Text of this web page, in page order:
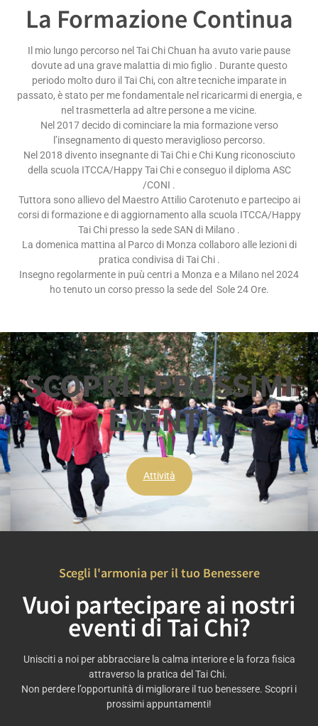
La Formazione Continua
Il mio lungo percorso nel Tai Chi Chuan ha avuto varie pause
dovute ad una grave malattia di mio figlio . Durante questo
periodo molto duro il Tai Chi, con altre tecniche imparate in
passato, è stato per me fondamentale nel ricaricarmi di energia, e
nel trasmetterla ad altre persone a me vicine.
Nel 2017 decido di cominciare la mia formazione verso
l’insegnamento di questo meraviglioso percorso.
Nel 2018 divento insegnante di Tai Chi e Chi Kung riconosciuto
della scuola ITCCA/Happy Tai Chi e conseguo il diploma ASC
/CONI .
Tuttora sono allievo del Maestro Attilio Carotenuto e partecipo ai
corsi di formazione e di aggiornamento alla scuola ITCCA/Happy
Tai Chi presso la sede SAN di Milano .
La domenica mattina al Parco di Monza collaboro alle lezioni di
pratica condivisa di Tai Chi .
Insegno regolarmente in puù centri a Monza e a Milano nel 2024
ho tenuto un corso presso la sede del Sole 24 Ore.
SCOPRI I PROSSIMI
EVENTI
Attività
Scegli l'armonia per il tuo Benessere
Vuoi partecipare ai nostri
eventi di Tai Chi?
Unisciti a noi per abbracciare la calma interiore e la forza fisica
attraverso la pratica del Tai Chi.
Non perdere l’opportunità di migliorare il tuo benessere. Scopri i
prossimi appuntamenti!